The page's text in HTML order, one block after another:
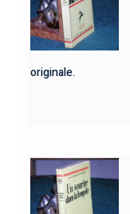
originale.